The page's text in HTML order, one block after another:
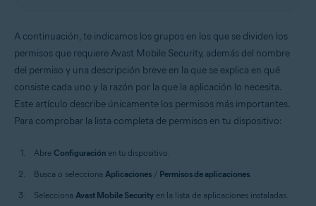
A continuación, te indicamos los grupos en los que se dividen los
permisos que requiere Avast Mobile Security, además del nombre
del permiso y una descripción breve en la que se explica en qué
consiste cada uno y la razón por la que la aplicación lo necesita.
Este artículo describe únicamente los permisos más importantes.
Para comprobar la lista completa de permisos en tu dispositivo:
Abre Configuración en tu dispositivo.
Busca o selecciona Aplicaciones / Permisos de aplicaciones.
Selecciona Avast Mobile Security en la lista de aplicaciones instaladas.